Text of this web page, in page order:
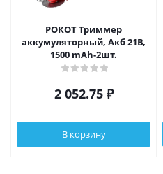
РОКОТ Триммер
аккумуляторный, Акб 21В,
1500 mAh-2шт.
2 052.75₽
В корзину